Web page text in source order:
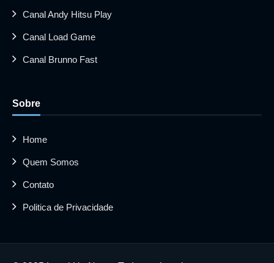
Canal Andy Hitsu Play
Canal Load Game
Canal Brunno Fast
Sobre
Home
Quem Somos
Contato
Politica de Privacidade